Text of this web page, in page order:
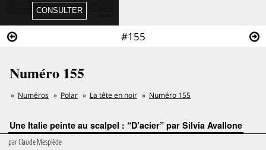
#155
Numéro 155
Numéros Polar La tête en noir Numéro 155
Une Italie peinte au scalpel : “D’acier” par Silvia Avallone
parClaude Mesplède